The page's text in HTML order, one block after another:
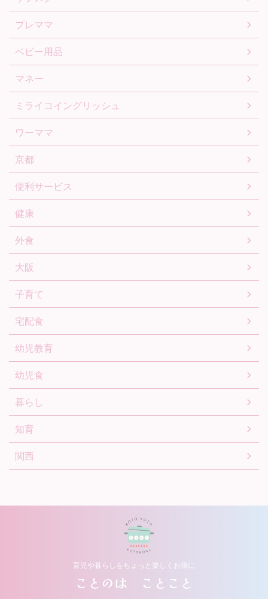
プレママ
ベビー用品
マネー
ミライコイングリッシュ
ワーママ
京都
便利サービス
健康
外食
大阪
子育て
宅配食
幼児教育
幼児食
暮らし
知育
関西
育児や暮らしをちょっと楽しくお得に
ことのは ことこと